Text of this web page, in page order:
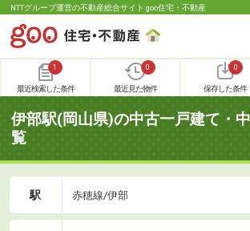
NTTグループ運営の不動産総合サイト goo住宅・不動産
1
最近検索した条件
0
最近見た物件
0
保存した条件
伊部駅(岡山県)の中古一戸建て・
覧
駅 赤穂線/伊部